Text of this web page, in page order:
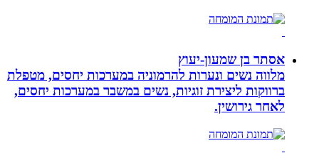
אסתר בן שמעון-יעוץ
מלווה נשים ונערות להרמוניה במערכות יחסים, מטפלת
ברווקות ליצירת זוגיות, נשים במשבר במערכות יחסים,
לאחר גירושין.